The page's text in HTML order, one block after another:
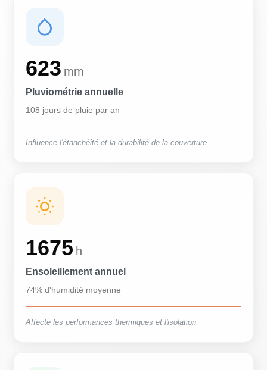
623 mm
Pluviométrie annuelle
108 jours de pluie par an
Influence l'étanchéité et la durabilité de la couverture
1675 h
Ensoleillement annuel
74% d'humidité moyenne
Affecte les performances thermiques et l'isolation